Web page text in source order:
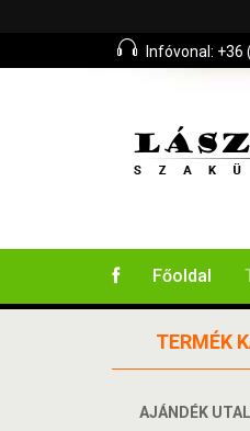
Infóvonal: +36
Főoldal
TERMÉK
AJÁNDÉK